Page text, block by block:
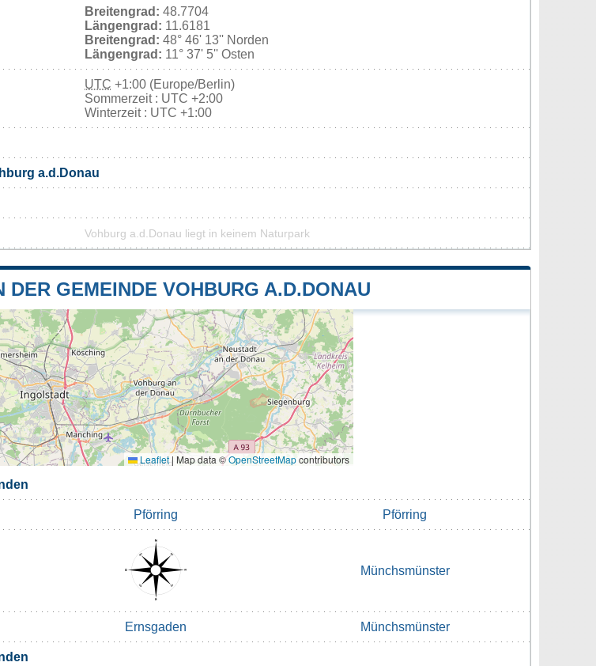
Breitengrad: 48.7704
Längengrad: 11.6181
Breitengrad: 48° 46' 13'' Norden
Längengrad: 11° 37' 5'' Osten
UTC +1:00 (Europe/Berlin)
Sommerzeit : UTC +2:00
Winterzeit : UTC +1:00
a.d.Donau
Vohburg a.d.Donau liegt in keinem Naturpark
DER GEMEINDE VOHBURG A.D.DONAU
Leaflet| Map data ©OpenStreetMapcontributors
Pförring Pförring
Münchsmünster
Ernsgaden Münchsmünster